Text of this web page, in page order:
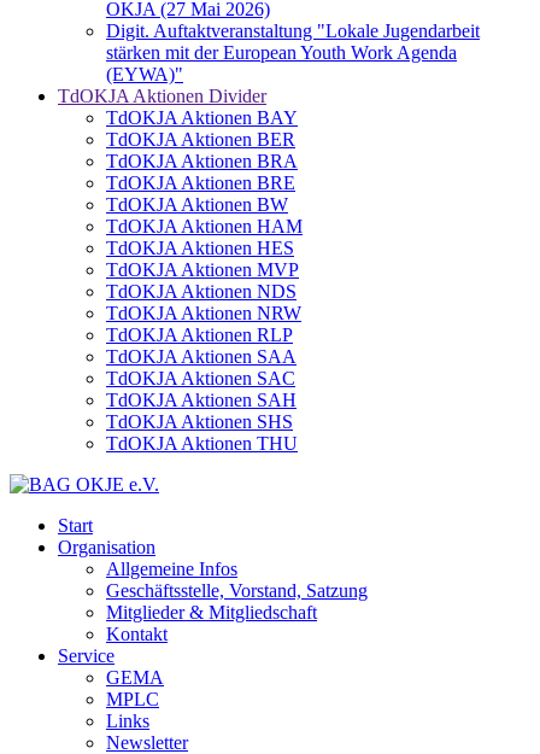
OKJA (27 Mai 2026)
Digit. Auftaktveranstaltung "Lokale Jugendarbeit
stärken mit der European Youth Work Agenda
(EYWA)"
TdOKJA Aktionen Divider
TdOKJA Aktionen BAY
TdOKJA Aktionen BER
TdOKJA Aktionen BRA
TdOKJA Aktionen BRE
TdOKJA Aktionen BW
TdOKJA Aktionen HAM
TdOKJA Aktionen HES
TdOKJA Aktionen MVP
TdOKJA Aktionen NDS
TdOKJA Aktionen NRW
TdOKJA Aktionen RLP
TdOKJA Aktionen SAA
TdOKJA Aktionen SAC
TdOKJA Aktionen SAH
TdOKJA Aktionen SHS
TdOKJA Aktionen THU
Start
Organisation
Allgemeine Infos
Geschäftsstelle, Vorstand, Satzung
Mitglieder & Mitgliedschaft
Kontakt
Service
GEMA
MPLC
Links
Newsletter